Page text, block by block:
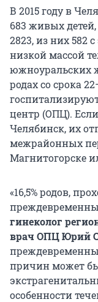
В 2015 году в
683 живых
2823, из них 582
низкой массой
южноуральских
родах со срока
центр (ОПЦ).
Челябинск, их
межрайонных
Магнитогорске
«16,5% родов,
гинеколог
врач ОПЦ Юрий
причин может
особенности